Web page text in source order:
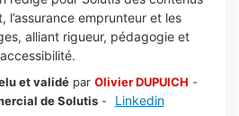
l’assurance emprunteur et les
alliant rigueur, pédagogie et
accessibilité.
et validépar Olivier DUPUICH -
de Solutis- Linkedin